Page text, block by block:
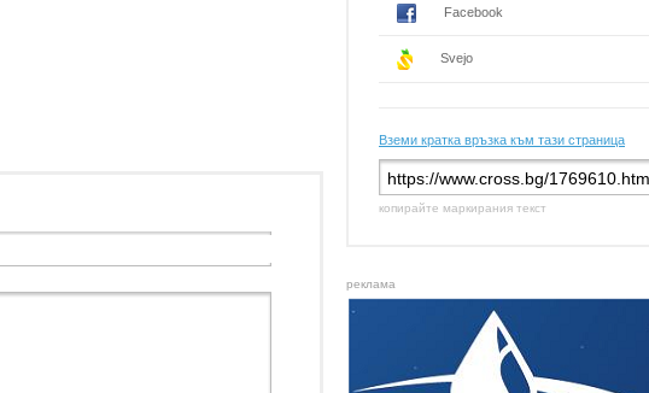
Facebook
Svejo
Вземи кратка връзка към тази страница
копирайте маркирания текст
реклама